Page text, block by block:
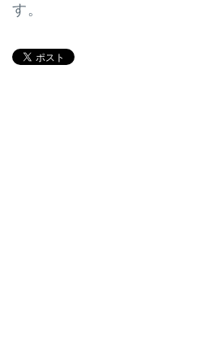
す。